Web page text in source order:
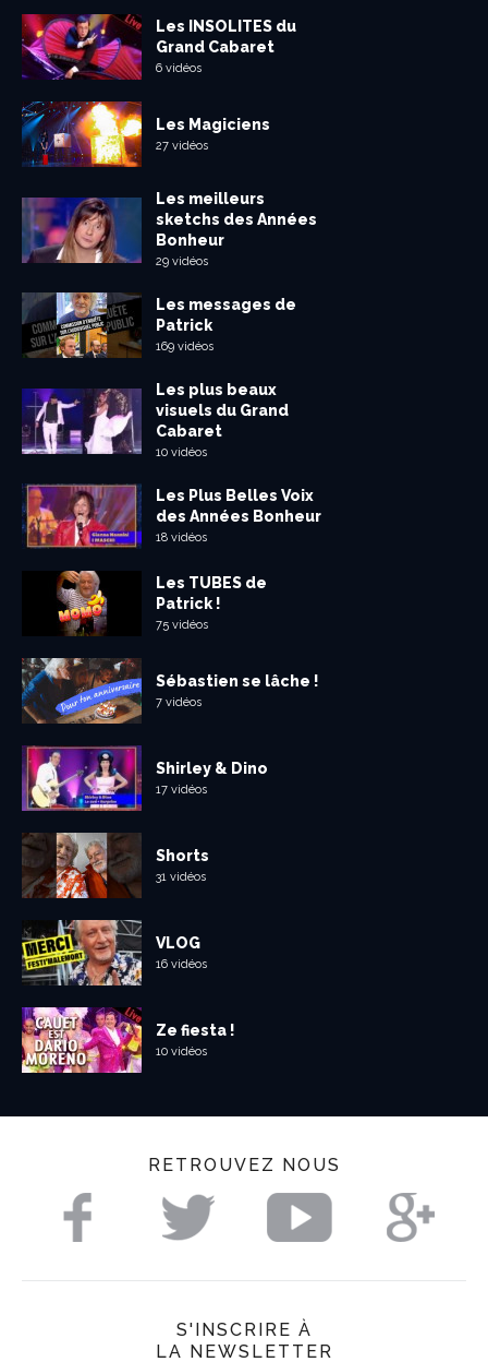
Les INSOLITES du
Grand Cabaret
6 vidéos
Les Magiciens
27 vidéos
Les meilleurs
sketchs des Années
Bonheur
29 vidéos
Les messages de
Patrick
169 vidéos
Les plus beaux
visuels du Grand
Cabaret
10 vidéos
Les Plus Belles Voix
des Années Bonheur
18 vidéos
Les TUBES de
Patrick !
75 vidéos
Sébastien se lâche !
7 vidéos
Shirley & Dino
17 vidéos
Shorts
31 vidéos
VLOG
16 vidéos
Ze fiesta !
10 vidéos
RETROUVEZ NOUS
S'INSCRIRE À
LA NEWSLETTER